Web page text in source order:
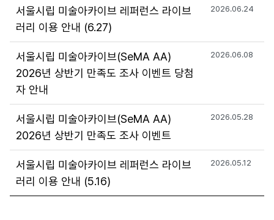
서울시립 미술아카이브 레퍼런스 라이브
러리 이용 안내 (6.27)
2026.06.24
서울시립 미술아카이브(SeMA AA)
2026년 상반기 만족도 조사 이벤트 당첨
자 안내
2026.06.08
서울시립 미술아카이브(SeMA AA)
2026년 상반기 만족도 조사 이벤트
2026.05.28
서울시립 미술아카이브 레퍼런스 라이브
러리 이용 안내 (5.16)
2026.05.12